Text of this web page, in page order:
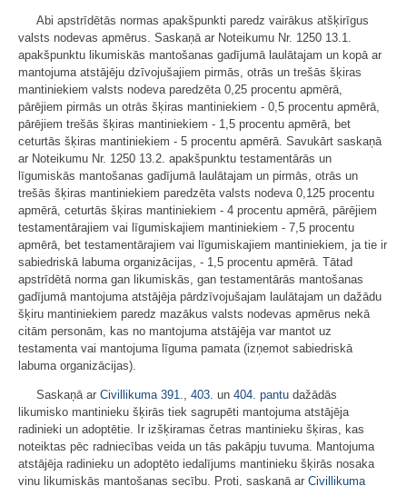
Abi apstrīdētās normas apakšpunkti paredz vairākus atšķirīgus
valsts nodevas apmērus. Saskaņā ar Noteikumu Nr. 1250 13.1.
apakšpunktu likumiskās mantošanas gadījumā laulātajam un kopā ar
mantojuma atstājēju dzīvojušajiem pirmās, otrās un trešās šķiras
mantiniekiem valsts nodeva paredzēta 0,25 procentu apmērā,
pārējiem pirmās un otrās šķiras mantiniekiem - 0,5 procentu apmērā,
pārējiem trešās šķiras mantiniekiem - 1,5 procentu apmērā, bet
ceturtās šķiras mantiniekiem - 5 procentu apmērā. Savukārt saskaņā
ar Noteikumu Nr. 1250 13.2. apakšpunktu testamentārās un
līgumiskās mantošanas gadījumā laulātajam un pirmās, otrās un
trešās šķiras mantiniekiem paredzēta valsts nodeva 0,125 procentu
apmērā, ceturtās šķiras mantiniekiem - 4 procentu apmērā, pārējiem
testamentārajiem vai līgumiskajiem mantiniekiem - 7,5 procentu
apmērā, bet testamentārajiem vai līgumiskajiem mantiniekiem, ja tie ir
sabiedriskā labuma organizācijas, - 1,5 procentu apmērā. Tātad
apstrīdētā norma gan likumiskās, gan testamentārās mantošanas
gadījumā mantojuma atstājēja pārdzīvojušajam laulātajam un dažādu
šķiru mantiniekiem paredz mazākus valsts nodevas apmērus nekā
citām personām, kas no mantojuma atstājēja var mantot uz
testamenta vai mantojuma līguma pamata (izņemot sabiedriskā
labuma organizācijas).
Saskaņā ar Civillikuma 391., 403. un 404. pantu dažādās
likumisko mantinieku šķirās tiek sagrupēti mantojuma atstājēja
radinieki un adoptētie. Ir izšķiramas četras mantinieku šķiras, kas
noteiktas pēc radniecības veida un tās pakāpju tuvuma. Mantojuma
atstājēja radinieku un adoptēto iedalījums mantinieku šķirās nosaka
viņu likumiskās mantošanas secību. Proti, saskaņā ar Civillikuma